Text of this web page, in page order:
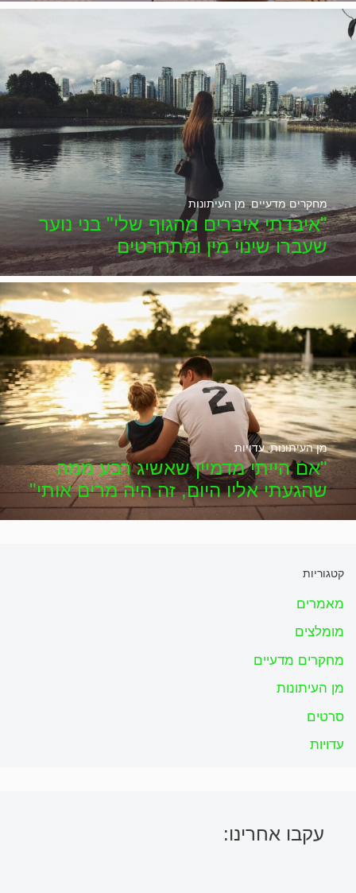
"איבדתי איברים מהגוף שלי" בני נוער
שעברו שינוי מין ומתחרטים
מחקרים מדעיים,מן העיתונות
"אם הייתי מדמיין שאשיג רבע ממה
שהגעתי אליו היום, זה היה מרים אותי"
מן העיתונות,עדויות
קטגוריות
מאמרים
מומלצים
מחקרים מדעיים
מן העיתונות
סרטים
עדויות
עקבו אחרינו: